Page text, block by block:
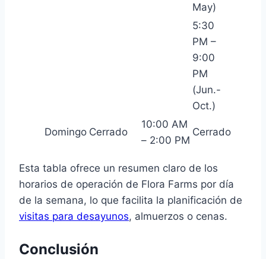
May)
5:30
PM –
9:00
PM
(Jun.-
Oct.)
Domingo Cerrado
10:00 AM
– 2:00 PM
Cerrado
Esta tabla ofrece un resumen claro de los
horarios de operación de Flora Farms por día
de la semana, lo que facilita la planificación de
visitas para desayunos, almuerzos o cenas.
Conclusión